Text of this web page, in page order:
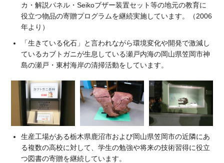
カ・解説パネル・Seikoブザー装置セット等の地元の教育に
役立つ物品の寄贈プログラムを継続実施しています。（2006
年より）
「生きている化石」と言われながら環境変化や開発で激減し
ているカブトガニが生息している瀬戸内海の岡山県笠岡市神
島の瀬戸・東村海岸の清掃活動をしています。
生産工場がある栃木県鹿沼市および岡山県笠岡市の近隣にあ
る複数の高校に対して、学生の勉強や将来の技術習得に役立
つ図書の寄贈を継続しています。